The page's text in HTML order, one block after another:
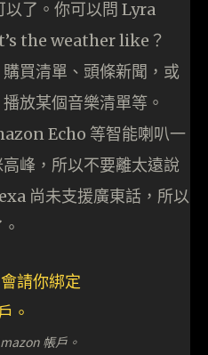
了。你可以問 Lyra
the weather like？
買清單、頭條新聞，或
放某個音樂清單等。
Echo 等智能喇叭一
峰，所以不要離太遠說
尚未支援廣東話，所以
帳戶。